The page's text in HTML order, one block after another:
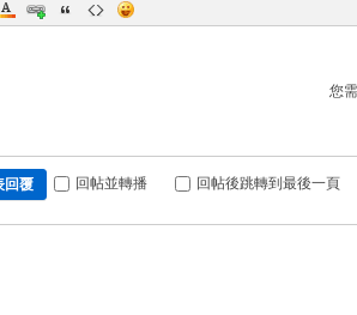
您
回覆 回帖並轉播 回帖後跳轉到最後一頁